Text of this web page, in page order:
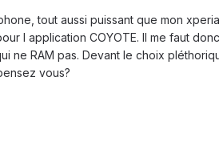
tout aussi puissant que mon
l application COYOTE. Il me faut
ne RAM pas. Devant le choix
vous?